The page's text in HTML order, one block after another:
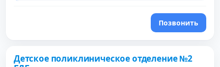
Позвонить
Детское поликлиническое отделение №2